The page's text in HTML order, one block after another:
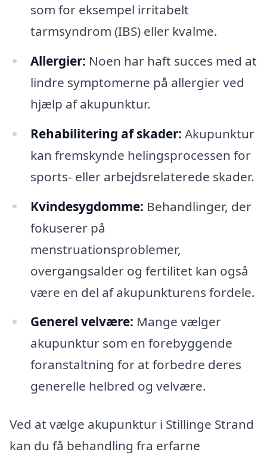
som for eksempel irritabelt
tarmsyndrom (IBS) eller kvalme.
Allergier: Noen har haft succes med at
lindre symptomerne på allergier ved
hjælp af akupunktur.
Rehabilitering af skader: Akupunktur
kan fremskynde helingsprocessen for
sports- eller arbejdsrelaterede skader.
Kvindesygdomme: Behandlinger, der
fokuserer på
menstruationsproblemer,
overgangsalder og fertilitet kan også
være en del af akupunkturens fordele.
Generel velvære: Mange vælger
akupunktur som en forebyggende
foranstaltning for at forbedre deres
generelle helbred og velvære.
Ved at vælge akupunktur i Stillinge Strand
kan du få behandling fra erfarne